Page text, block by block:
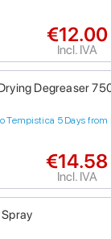
€12.00
Incl. IVA
Degreaser
Tempistica 5 Days from
€14.58
Incl. IVA